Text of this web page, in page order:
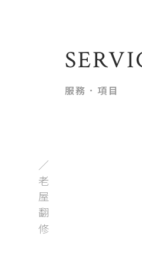
服務．項目
／老屋翻修